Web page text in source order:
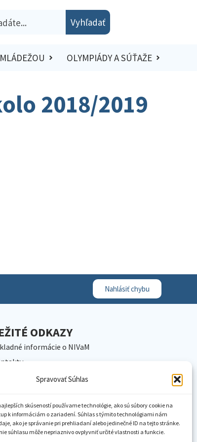
Spravovať Súhlas
skúseností používame technológie, ako sú súbory cookie na
k informáciám o zariadení. Súhlas s týmito technológiami nám
ako je správanie pri prehliadaní alebo jedinečné ID na tejto stránke.
súhlasu môže nepriaznivo ovplyvniť určité vlastnosti a funkcie.
Vyhľadať
OLYMPIÁDY A SÚŤAŽE
2018/2019
Nahlásiť chybu
ODKAZY
informácie o NIVaM
NIVaM
inštitúcie